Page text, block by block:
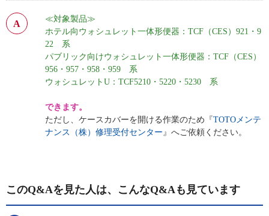
≪対象製品≫
ホテル向ウォシュレット一体形便器：TCF（CES）921・9
22 系
パブリック向けウォシュレット一体形便器：TCF（CES）
956・957・958・959 系
ウォシュレットU：TCF5210・5220・5230 系
できます。
ただし、ケースカバーを開ける作業のため『TOTOメンテ
ナンス（株）修理受付センター 』へご依頼ください。
このQ&Aを見た人は、こんなQ&Aも見ています